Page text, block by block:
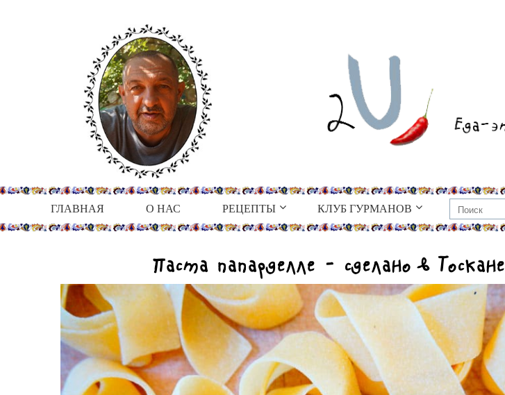
ГЛАВНАЯ О НАС РЕЦЕПТЫ КЛУБ ГУРМАНОВ
Паста папарделле – сделано в Тоскане